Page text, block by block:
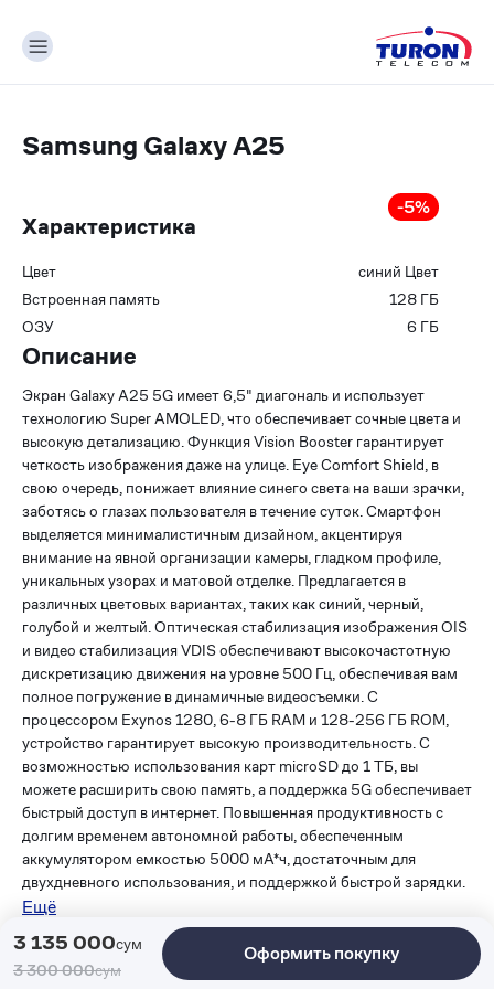
Samsung Galaxy A25
-5%
Характеристика
Цвет синий Цвет
Встроенная память
128 ГБ
ОЗУ
6 ГБ
3 135 000сум
3 300 000сум
Оформить покупку
Описание
Экран Galaxy A25 5G имеет 6,5" диагональ и использует
технологию Super AMOLED, что обеспечивает сочные цвета и
высокую детализацию. Функция Vision Booster гарантирует
четкость изображения даже на улице. Eye Comfort Shield, в
свою очередь, понижает влияние синего света на ваши зрачки,
заботясь о глазах пользователя в течение суток. Смартфон
выделяется минималистичным дизайном, акцентируя
внимание на явной организации камеры, гладком профиле,
уникальных узорах и матовой отделке. Предлагается в
различных цветовых вариантах, таких как синий, черный,
голубой и желтый. Оптическая стабилизация изображения OIS
и видео стабилизация VDIS обеспечивают высокочастотную
дискретизацию движения на уровне 500 Гц, обеспечивая вам
полное погружение в динамичные видеосъемки. С
процессором Exynos 1280, 6-8 ГБ RAM и 128-256 ГБ ROM,
устройство гарантирует высокую производительность. С
возможностью использования карт microSD до 1 ТБ, вы
можете расширить свою память, а поддержка 5G обеспечивает
быстрый доступ в интернет. Повышенная продуктивность с
долгим временем автономной работы, обеспеченным
аккумулятором емкостью 5000 мА*ч, достаточным для
двухдневного использования, и поддержкой быстрой зарядки.
Ещё
Похожие товары